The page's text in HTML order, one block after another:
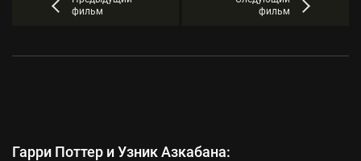
фильм
фильм
Гарри Поттер и Узник Азкабана: